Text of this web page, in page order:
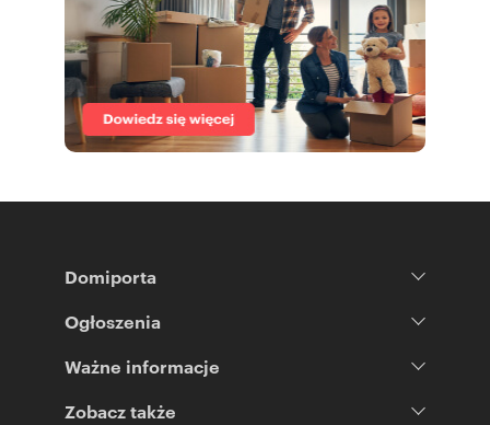
Domiporta
Ogłoszenia
Ważne informacje
Zobacz także